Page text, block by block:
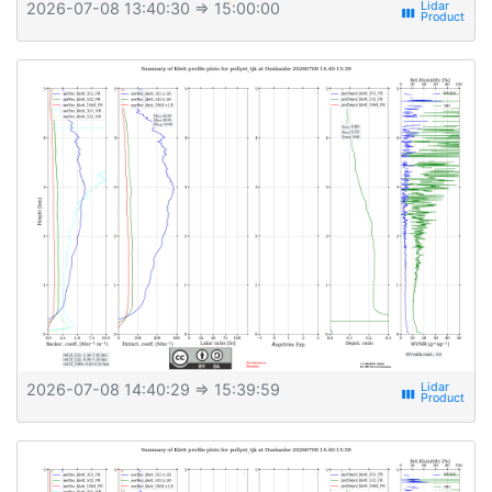
2026-07-08 13:40:30 ⇒ 15:00:00 view_week
2026-07-08 14:40:29 ⇒ 15:39:59 view_week